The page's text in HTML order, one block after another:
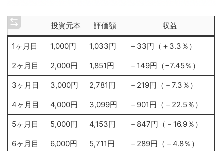
投資元本 評価額 収益
1ヶ月目 1,000円 1,033円 ＋33円（＋3.3％）
2ヶ月目 2,000円 1,851円 －149円（−7.45％）
3ヶ月目 3,000円 2,781円 －219円（－7.3％）
4ヶ月目 4,000円 3,099円 －901円（－22.5％）
5ヶ月目 5,000円 4,153円 －847円（－16.9％）
6ヶ月目 6,000円 5,711円 －289円（－4.8％）